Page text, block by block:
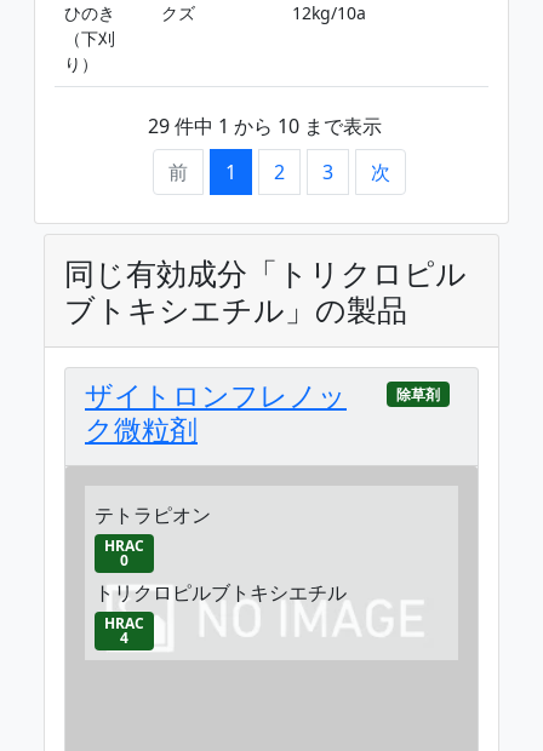
ひのき
（下刈
り）
クズ 12kg/10a
29 件中 1 から 10 まで表示
前
1 2 3 次
同じ有効成分「トリクロピル
ブトキシエチル」の製品
ザイトロンフレノッ
ク微粒剤
除草剤
テトラピオン
HRAC
0
トリクロピルブトキシエチル
HRAC
4